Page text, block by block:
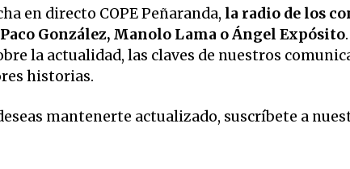
en directo COPE Peñaranda, la radio de los
González, Manolo Lama o Ángel Expósito
la actualidad, las claves de nuestros
historias.
mantenerte actualizado, suscríbete a